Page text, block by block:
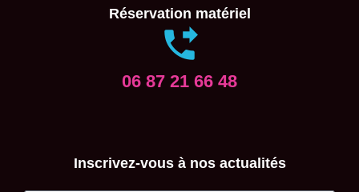
Réservation matériel
06 87 21 66 48
Inscrivez-vous à nos actualités